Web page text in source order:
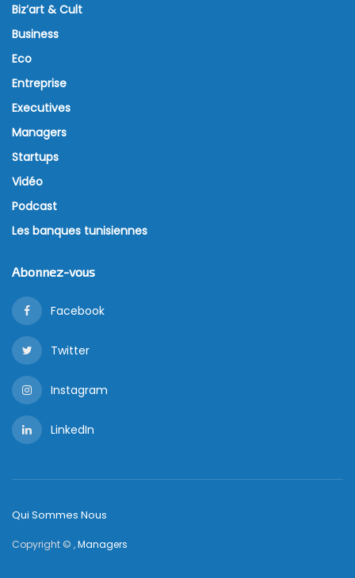
Biz’art & Cult
Business
Eco
Entreprise
Executives
Managers
Startups
Vidéo
Podcast
Les banques tunisiennes
Abonnez-vous
Facebook
Twitter
Instagram
LinkedIn
Qui Sommes Nous
Copyright © ,Managers